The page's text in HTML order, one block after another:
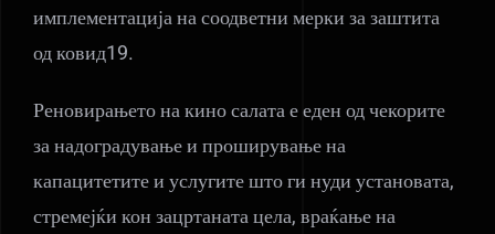
имплементација на соодветни мерки за заштита
од ковид19.
Реновирањето на кино салата е еден од чекорите
за надоградување и проширување на
капацитетите и услугите што ги нуди установата,
стремејќи кон зацртаната цела, враќање на